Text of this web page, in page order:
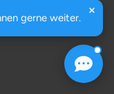
gerne weiter.